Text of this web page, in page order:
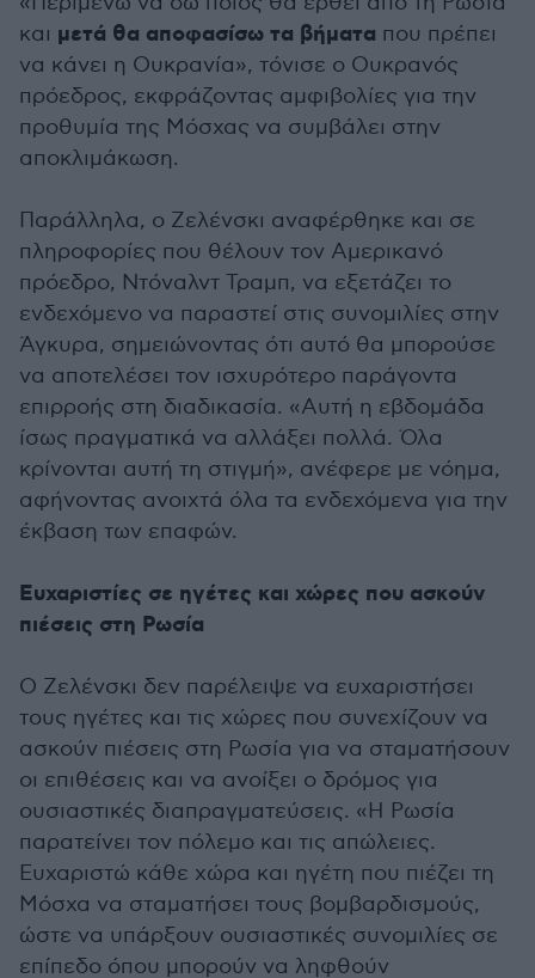
και μετά θα αποφασίσω τα βήματα που πρέπει
να κάνει η Ουκρανία», τόνισε ο Ουκρανός
πρόεδρος, εκφράζοντας αμφιβολίες για την
προθυμία της Μόσχας να συμβάλει στην
αποκλιμάκωση.
Παράλληλα, ο Ζελένσκι αναφέρθηκε και σε
πληροφορίες που θέλουν τον Αμερικανό
πρόεδρο, Ντόναλντ Τραμπ, να εξετάζει το
ενδεχόμενο να παραστεί στις συνομιλίες στην
Άγκυρα, σημειώνοντας ότι αυτό θα μπορούσε
να αποτελέσει τον ισχυρότερο παράγοντα
επιρροής στη διαδικασία. «Αυτή η εβδομάδα
ίσως πραγματικά να αλλάξει πολλά. Όλα
κρίνονται αυτή τη στιγμή», ανέφερε με νόημα,
αφήνοντας ανοιχτά όλα τα ενδεχόμενα για την
έκβαση των επαφών.
Ευχαριστίες σε ηγέτες και χώρες που ασκούν
πιέσεις στη Ρωσία
Ο Ζελένσκι δεν παρέλειψε να ευχαριστήσει
τους ηγέτες και τις χώρες που συνεχίζουν να
ασκούν πιέσεις στη Ρωσία για να σταματήσουν
οι επιθέσεις και να ανοίξει ο δρόμος για
ουσιαστικές διαπραγματεύσεις. «Η Ρωσία
παρατείνει τον πόλεμο και τις απώλειες.
Ευχαριστώ κάθε χώρα και ηγέτη που πιέζει τη
Μόσχα να σταματήσει τους βομβαρδισμούς,
ώστε να υπάρξουν ουσιαστικές συνομιλίες σε
επίπεδο όπου μπορούν να ληφθούν